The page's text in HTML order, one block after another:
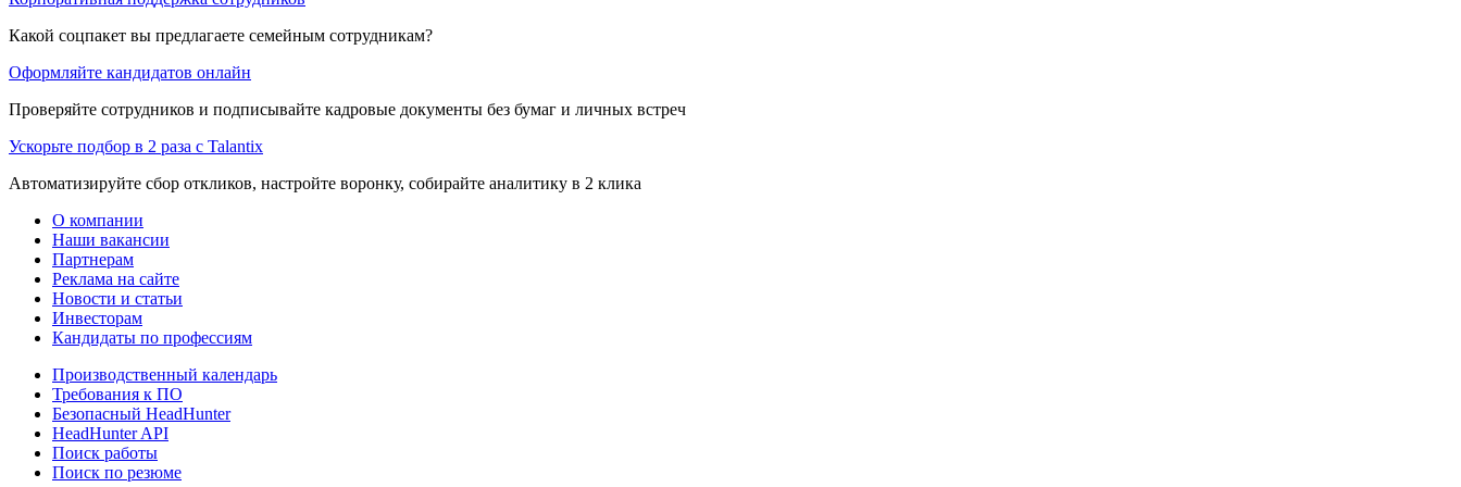
Какой соцпакет вы предлагаете семейным сотрудникам?
Оформляйте кандидатов онлайн
Проверяйте сотрудников и подписывайте кадровые документы без бумаг и личных встреч
Ускорьте подбор в 2 раза с Talantix
Автоматизируйте сбор откликов, настройте воронку, собирайте аналитику в 2 клика
О компании
Наши вакансии
Партнерам
Реклама на сайте
Новости и статьи
Инвесторам
Кандидаты по профессиям
Производственный календарь
Требования к ПО
Безопасный HeadHunter
HeadHunter API
Поиск работы
Поиск по резюме